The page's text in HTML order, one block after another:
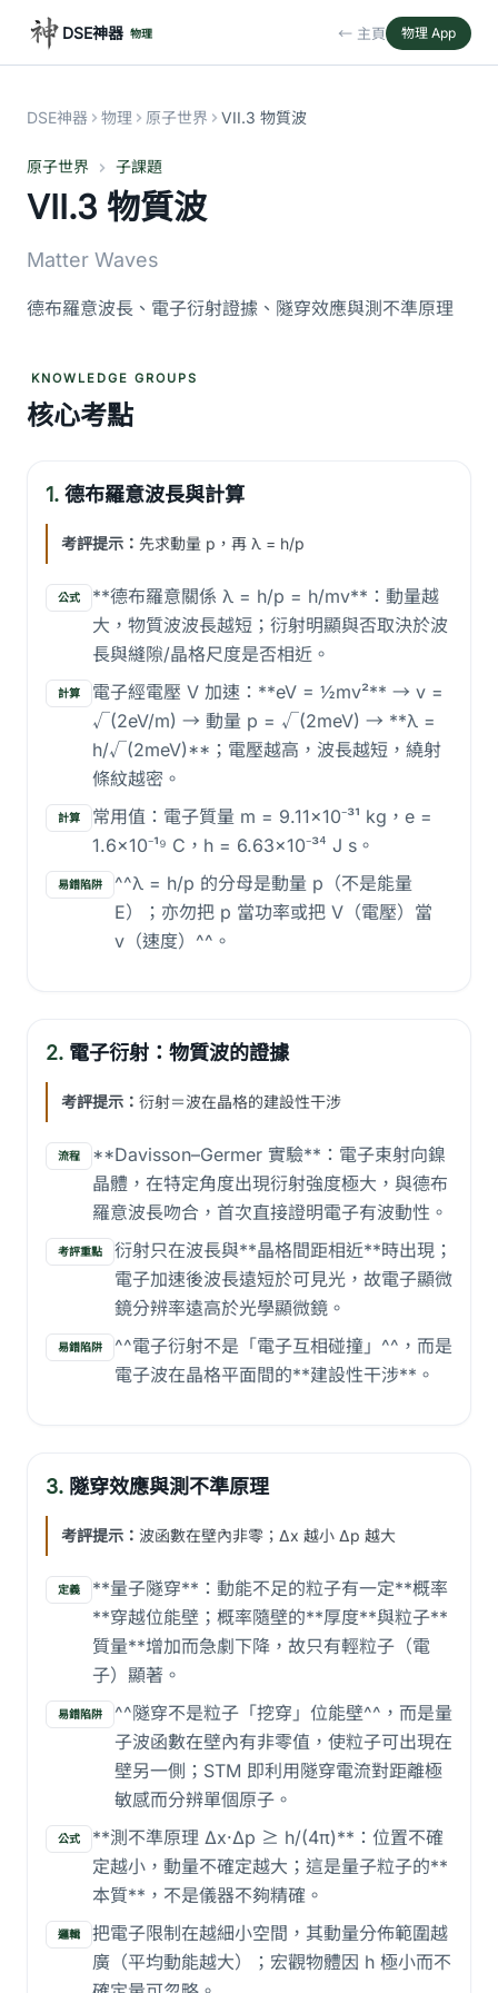
DSE神器 物理 ← 主頁 物理 App
DSE神器 物理 原子世界 VII.3 物質波
原子世界 子課題
VII.3 物質波
Matter Waves
德布羅意波長、電子衍射證據、隧穿效應與測不準原理
KNOWLEDGE GROUPS
核心考點
1. 德布羅意波長與計算
考評提示： 先求動量 p，再 λ = h/p
公式
**德布羅意關係 λ = h/p = h/mv**：動量越
大，物質波波長越短；衍射明顯與否取決於波
長與縫隙/晶格尺度是否相近。
計算
電子經電壓 V 加速：**eV = ½mv²** → v =
√(2eV/m) → 動量 p = √(2meV) → **λ =
h/√(2meV)**；電壓越高，波長越短，繞射
條紋越密。
計算
常用值：電子質量 m = 9.11×10⁻³¹ kg，e =
1.6×10⁻¹⁹ C，h = 6.63×10⁻³⁴ J s。
易錯陷阱
^^λ = h/p 的分母是動量 p（不是能量
E）；亦勿把 p 當功率或把 V（電壓）當
v（速度）^^。
2. 電子衍射：物質波的證據
考評提示： 衍射＝波在晶格的建設性干涉
流程
**Davisson–Germer 實驗**：電子束射向鎳
晶體，在特定角度出現衍射強度極大，與德布
羅意波長吻合，首次直接證明電子有波動性。
考評重點
衍射只在波長與**晶格間距相近**時出現；
電子加速後波長遠短於可見光，故電子顯微
鏡分辨率遠高於光學顯微鏡。
易錯陷阱
^^電子衍射不是「電子互相碰撞」^^，而是
電子波在晶格平面間的**建設性干涉**。
3. 隧穿效應與測不準原理
考評提示： 波函數在壁內非零；Δx 越小 Δp 越大
定義
**量子隧穿**：動能不足的粒子有一定**概率
**穿越位能壁；概率隨壁的**厚度**與粒子**
質量**增加而急劇下降，故只有輕粒子（電
子）顯著。
易錯陷阱
^^隧穿不是粒子「挖穿」位能壁^^，而是量
子波函數在壁內有非零值，使粒子可出現在
壁另一側；STM 即利用隧穿電流對距離極
敏感而分辨單個原子。
公式
**測不準原理 Δx·Δp ≥ h/(4π)**：位置不確
定越小，動量不確定越大；這是量子粒子的**
本質**，不是儀器不夠精確。
邏輯
把電子限制在越細小空間，其動量分佈範圍越
廣（平均動能越大）；宏觀物體因 h 極小而不